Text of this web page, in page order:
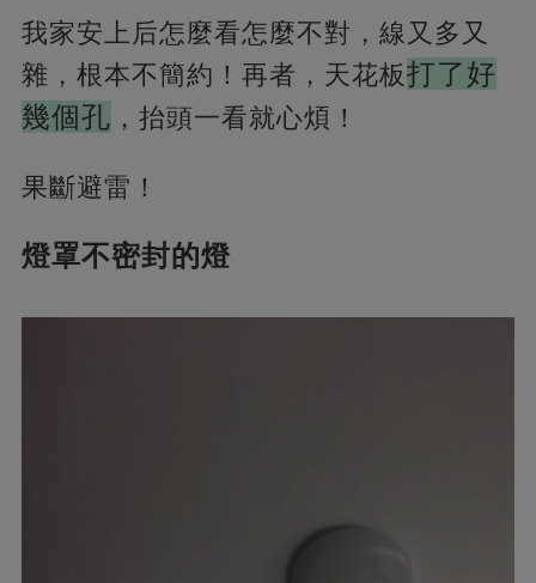
我家安上后怎麼看怎麼不對，線又多又
雜，根本不簡約！再者，天花板打了好
幾個孔 ，抬頭一看就心煩！
果斷避雷！
燈罩不密封的燈